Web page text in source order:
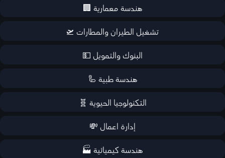
هندسة معمارية 🏢
تشغيل الطيران والمطارات 🛫
البنوك والتمويل 💵
هندسة طبية 🦾
التكنولوجيا الحيوية 🧬
إدارة اعمال 💸
هندسة كيميائية 🏭